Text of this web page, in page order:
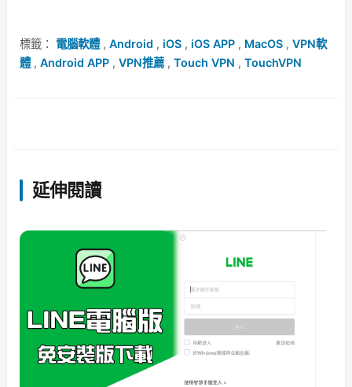
標籤： 電腦軟體, Android , iOS , iOS APP , MacOS , VPN軟
體, Android APP , VPN推薦, Touch VPN , TouchVPN
延伸閱讀